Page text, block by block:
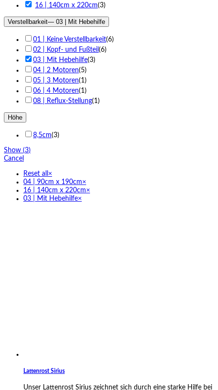
16 | 140cm x 220cm(3)
Verstellbarkeit— 03 | Mit Hebehilfe
01 | Keine Verstellbarkeit(6)
02 | Kopf- und Fußteil (6)
03 | Mit Hebehilfe(3)
04 | 2 Motoren(5)
05 | 3 Motoren(1 )
06 | 4 Motoren(1 )
08 | Reflux-Stellung(1 )
Höhe
8,5cm(3)
Show (3)
Cancel
Reset all ×
04 | 90cm x 190cm×
16 | 140cm x 220cm×
03 | Mit Hebehilfe×
Lattenrost Sirius
Unser Lattenrost Sirius zeichnet sich durch eine starke Hilfe bei